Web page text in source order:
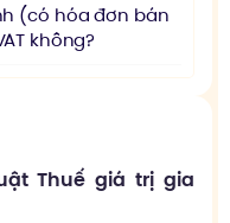
(có hóa đơn bán
không?
Thuế giá trị gia